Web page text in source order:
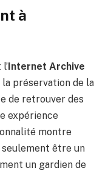
à
Internet Archive
préservation de la
de retrouver des
expérience
montre
seulement être un
un gardien de